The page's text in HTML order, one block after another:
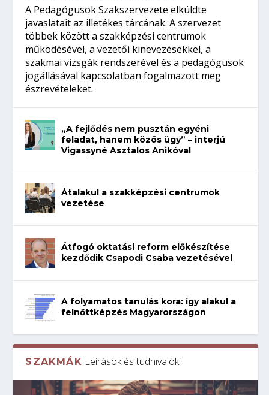
A Pedagógusok Szakszervezete elküldte
javaslatait az illetékes tárcának. A szervezet
többek között a szakképzési centrumok
működésével, a vezetői kinevezésekkel, a
szakmai vizsgák rendszerével és a pedagógusok
jogállásával kapcsolatban fogalmazott meg
észrevételeket.
„A fejlődés nem pusztán egyéni
feladat, hanem közös ügy” – interjú
Vigassyné Asztalos Anikóval
Átalakul a szakképzési centrumok
vezetése
Átfogó oktatási reform előkészítése
kezdődik Csapodi Csaba vezetésével
A folyamatos tanulás kora: így alakul a
felnőttképzés Magyarországon
SZAKMÁK Leírások és tudnivalók